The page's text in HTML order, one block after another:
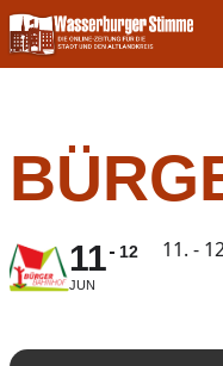
Skip
to
content
11
JUN
12 11. -